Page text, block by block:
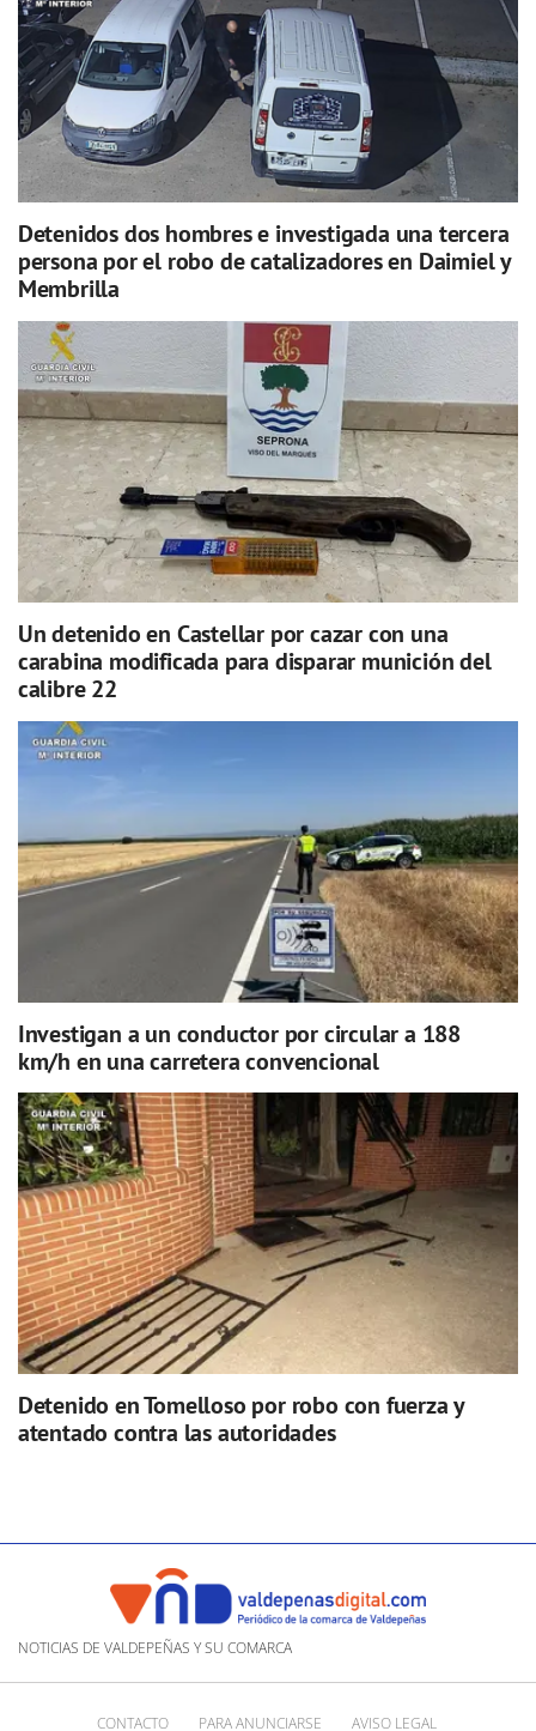
Detenidos dos hombres e investigada una tercera
persona por el robo de catalizadores en Daimiel y
Membrilla
Un detenido en Castellar por cazar con una
carabina modificada para disparar munición del
calibre 22
Investigan a un conductor por circular a 188
km/h en una carretera convencional
Detenido en Tomelloso por robo con fuerza y
atentado contra las autoridades
NOTICIAS DE VALDEPEÑAS Y SU COMARCA
CONTACTO PARA ANUNCIARSE AVISO LEGAL